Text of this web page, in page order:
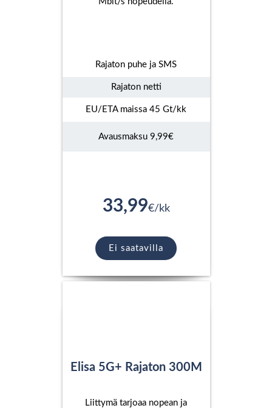
Rajaton puhe ja SMS
Rajaton netti
EU/ETA maissa 45 Gt/kk
Avausmaksu 9,99€
33,99€/kk
Ei saatavilla
Elisa 5G+ Rajaton 300M
Liittymä tarjoaa nopean ja